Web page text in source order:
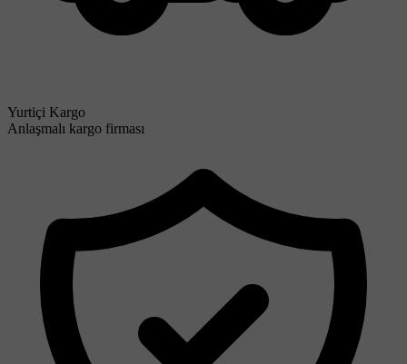
Yurtiçi Kargo
Anlaşmalı kargo firması